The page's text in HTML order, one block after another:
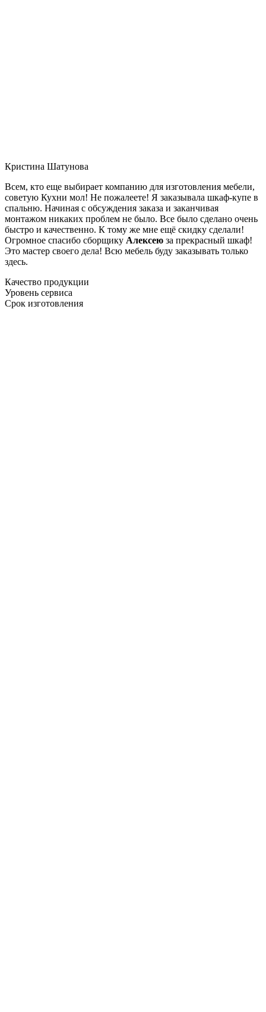
Кристина Шатунова
Всем, кто еще выбирает компанию для изготовления мебели,
советую Кухни мол! Не пожалеете! Я заказывала шкаф-купе в
спальню. Начиная с обсуждения заказа и заканчивая
монтажом никаких проблем не было. Все было сделано очень
быстро и качественно. К тому же мне ещё скидку сделали!
Огромное спасибо сборщику Алексею за прекрасный шкаф!
Это мастер своего дела! Всю мебель буду заказывать только
здесь.
Качество продукции
Уровень сервиса
Срок изготовления